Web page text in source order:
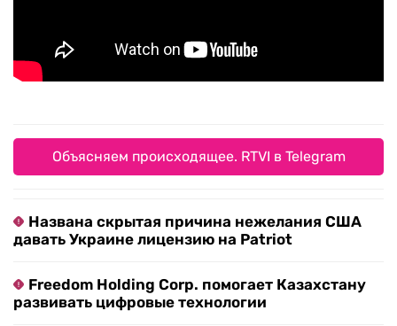
Объясняем происходящее. RTVI в Telegram
Названа скрытая причина нежелания США
давать Украине лицензию на Patriot
Freedom Holding Corp. помогает Казахстану
развивать цифровые технологии